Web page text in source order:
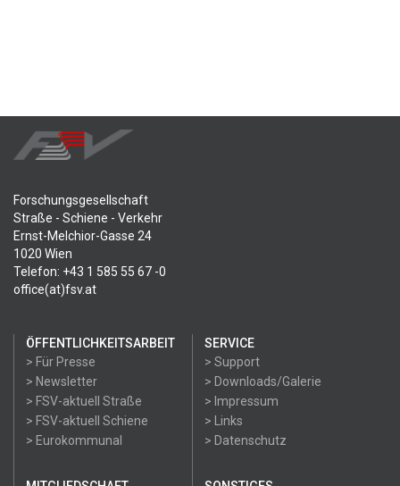
Forschungsgesellschaft
Straße - Schiene - Verkehr
Ernst-Melchior-Gasse 24
1020 Wien
Telefon: +43 1 585 55 67 -0
office(at)fsv.at
ÖFFENTLICHKEITSARBEIT
> Für Presse
> Newsletter
> FSV-aktuell Straße
> FSV-aktuell Schiene
> Eurokommunal
SERVICE
> Support
> Downloads/Galerie
> Impressum
> Links
> Datenschutz